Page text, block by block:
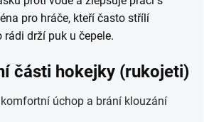
pro hráče, kteří často střílí
drží puk u čepele.
části hokejky (rukojeti)
úchop a brání klouzání